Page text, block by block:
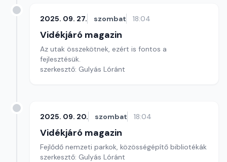
2025. 09. 27. szombat 18:04
Vidékjáró magazin
Az utak összekötnek, ezért is fontos a
fejlesztésük.
szerkesztő: Gulyás Lóránt
2025. 09. 20. szombat 18:04
Vidékjáró magazin
Fejlődő nemzeti parkok, közösségépítő bibliotékák
szerkesztő: Gulyás Lóránt